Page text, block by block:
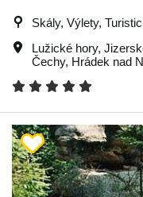
Skály, Výlety,
Lužické hory,
Čechy, Hrádek nad